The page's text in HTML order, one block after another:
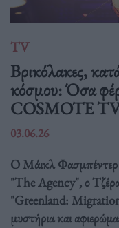
TV
Βρικόλακες,
κόσμου: Όσα
COSMOTE
03.06.26
Ο Μάικλ Φασμπέντερ
"The Agency", ο
"Greenland:
μυστήρια και